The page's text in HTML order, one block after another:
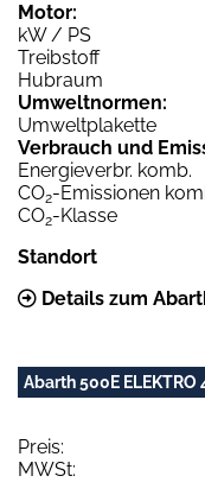
Motor:
kW / PS
Treibstoff
Hubraum
Umweltnormen:
Umweltplakette
Verbrauch und
Energieverbr. komb.
CO2-Emissionen
CO2-Klasse
Standort
Details zum
Abarth 500E ELEKTRO
Preis:
MWSt: